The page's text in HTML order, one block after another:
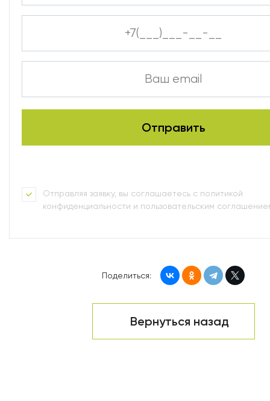
Отправляя заявку, вы соглашаетесь с политикой
конфиденциальности и пользовательским
Вернуться назад
Поделиться: